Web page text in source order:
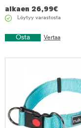
alkaen 26,99€
Löytyy varastosta
Osta Vertaa